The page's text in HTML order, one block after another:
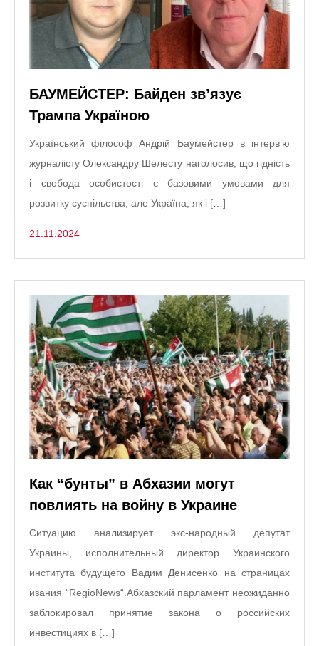
БАУМЕЙСТЕР: Байден зв’язує
Трампа Україною
Український філософ Андрій Баумейстер в інтерв’ю
журналісту Олександру Шелесту наголосив, що гідність
і свобода особистості є базовими умовами для
розвитку суспільства, але Україна, як і […]
21.11.2024
Как “бунты” в Абхазии могут
повлиять на войну в Украине
Ситуацию анализирует экс-народный депутат
Украины, исполнительный директор Украинского
института будущего Вадим Денисенко на страницах
изания “RegioNews“.Абхазский парламент неожиданно
заблокировал принятие закона о российских
инвестициях в […]